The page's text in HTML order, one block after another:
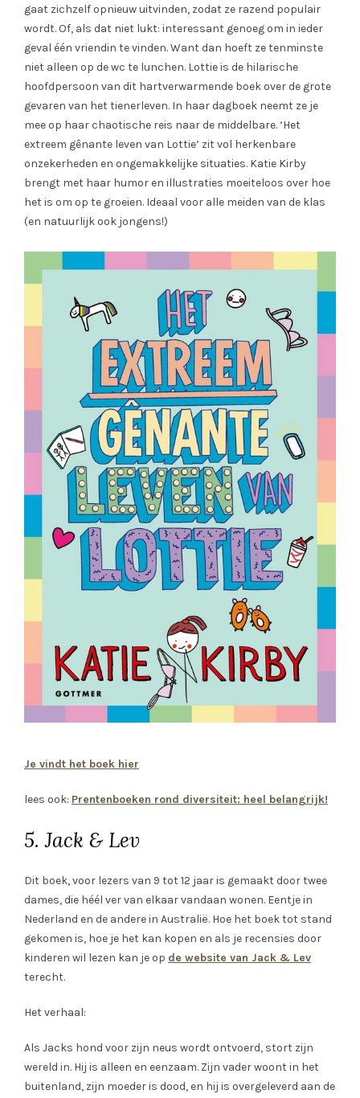
gaat zichzelf opnieuw uitvinden, zodat ze razend populair
wordt. Of, als dat niet lukt: interessant genoeg om in ieder
geval één vriendin te vinden. Want dan hoeft ze tenminste
niet alleen op de wc te lunchen. Lottie is de hilarische
hoofdpersoon van dit hartverwarmende boek over de grote
gevaren van het tienerleven. In haar dagboek neemt ze je
mee op haar chaotische reis naar de middelbare. ‘Het
extreem gênante leven van Lottie’ zit vol herkenbare
onzekerheden en ongemakkelijke situaties. Katie Kirby
brengt met haar humor en illustraties moeiteloos over hoe
het is om op te groeien. Ideaal voor alle meiden van de klas
(en natuurlijk ook jongens!)
Je vindt het boek hier
lees ook: Prentenboeken rond diversiteit: heel belangrijk!
5. Jack & Lev
Dit boek, voor lezers van 9 tot 12 jaar is gemaakt door twee
dames, die héél ver van elkaar vandaan wonen. Eentje in
Nederland en de andere in Australië. Hoe het boek tot stand
gekomen is, hoe je het kan kopen en als je recensies door
kinderen wil lezen kan je op de website van Jack & Lev
terecht.
Het verhaal:
Als Jacks hond voor zijn neus wordt ontvoerd, stort zijn
wereld in. Hij is alleen en eenzaam. Zijn vader woont in het
buitenland, zijn moeder is dood, en hij is overgeleverd aan de